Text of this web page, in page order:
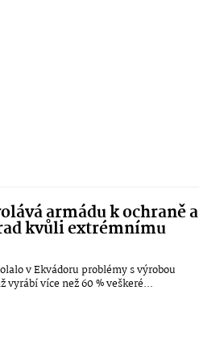
armádu k ochraně a
kvůli extrémnímu
v Ekvádoru problémy s výrobou
více než 60 % veškeré...